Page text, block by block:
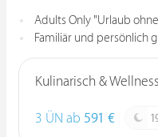
Adults Only "Urlaub
Familiär und persönlich
Kulinarisch & Wellness
3 ÜN ab 591 €